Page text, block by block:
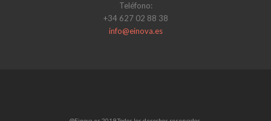
Teléfono:
+34 627 02 88 38
info@einova.es